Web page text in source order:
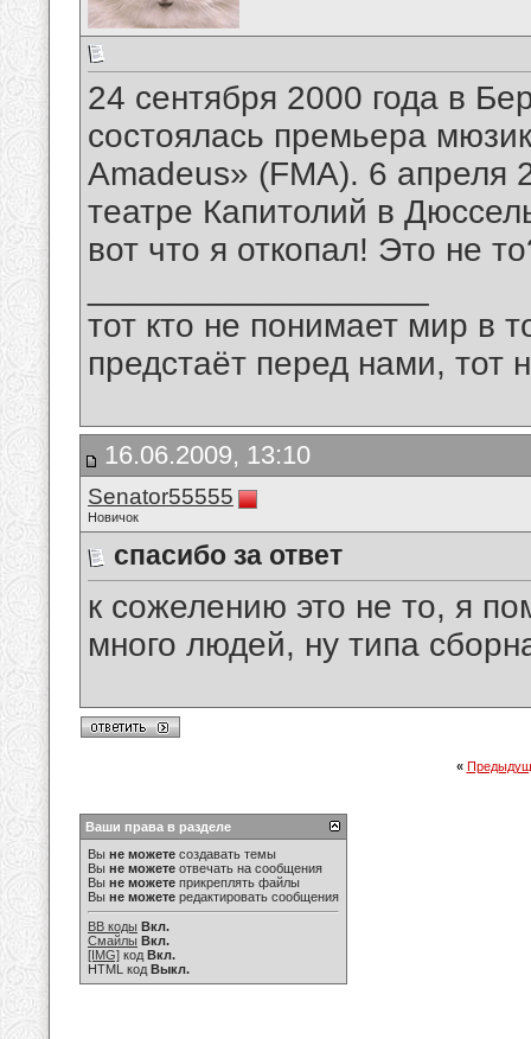
24 сентября 2000 года в
состоялась премьера
Amadeus» (FMA). 6 апреля
театре Капитолий в
вот что я откопал! Это не
тот кто не понимает мир в
предстаёт перед нами, тот
16.06.2009, 13:10
Senator55555
Новичок
спасибо за ответ
к сожелению это не то, я
много людей, ну типа
«
Ваши права в разделе
Вы не можете создавать темы
Вы не можете отвечать на сообщения
Вы не можете прикреплять файлы
Вы не можете редактировать сообщения
BB коды Вкл.
Смайлы Вкл.
[IMG] код Вкл.
HTML код Выкл.